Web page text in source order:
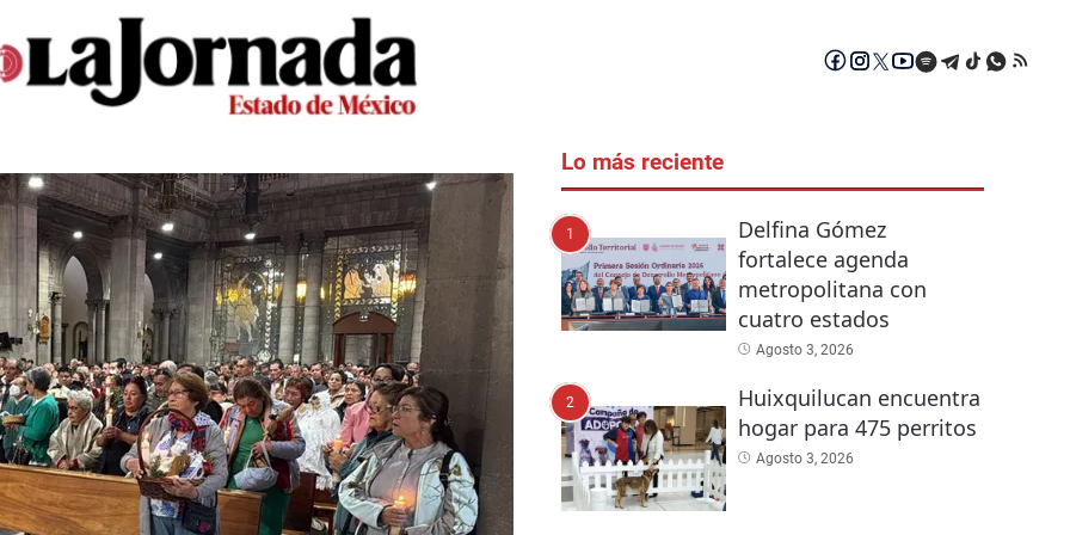
Lo más reciente
1
Delfina Gómez
fortalece agenda
metropolitana con
cuatro estados
Agosto 3, 2026
2
Huixquilucan encuentra
hogar para 475 perritos
Agosto 3, 2026